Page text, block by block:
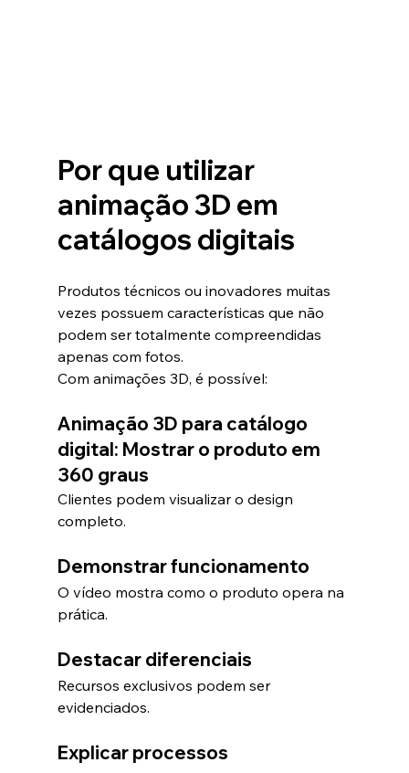
Por que utilizar
animação 3D em
catálogos digitais
Produtos técnicos ou inovadores muitas
vezes possuem características que não
podem ser totalmente compreendidas
apenas com fotos.
Com animações 3D, é possível:
Animação 3D para catálogo
digital: Mostrar o produto em
360 graus
Clientes podem visualizar o design
completo.
Demonstrar funcionamento
O vídeo mostra como o produto opera na
prática.
Destacar diferenciais
Recursos exclusivos podem ser
evidenciados.
Explicar processos